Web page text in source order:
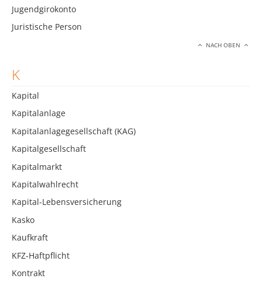
Jugendgirokonto
Juristische Person
NACH OBEN
K
Kapital
Kapitalanlage
Kapitalanlagegesellschaft (KAG)
Kapitalgesellschaft
Kapitalmarkt
Kapitalwahlrecht
Kapital-Lebensversicherung
Kasko
Kaufkraft
KFZ-Haftpflicht
Kontrakt